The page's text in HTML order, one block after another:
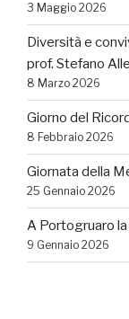
3 Maggio 2026
Diversità e
prof. Stefano
8 Marzo 2026
Giorno del
8 Febbraio 2026
Giornata della
25 Gennaio 2026
A Portogruaro
9 Gennaio 2026